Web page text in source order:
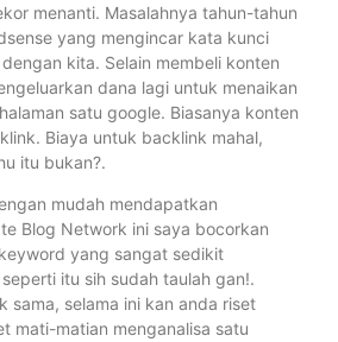
menanti. Masalahnya tahun-tahun
yang mengincar kata kunci
kita. Selain membeli konten
dana lagi untuk menaikan
satu google. Biasanya konten
Biaya untuk backlink mahal,
itu bukan?.
mudah mendapatkan
Blog Network ini saya bocorkan
yang sangat sedikit
itu sih sudah taulah gan!.
sama, selama ini kan anda riset
mati-matian menganalisa satu